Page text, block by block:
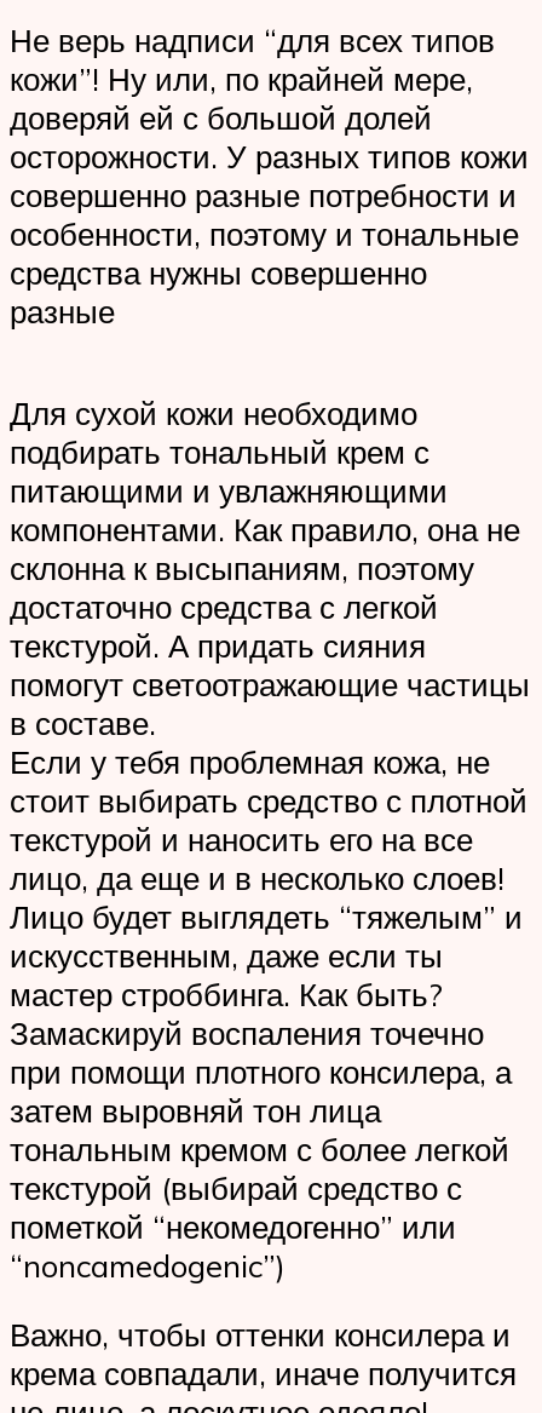
Не верь надписи “для всех типов
кожи”! Ну или, по крайней мере,
доверяй ей с большой долей
осторожности. У разных типов кожи
совершенно разные потребности и
особенности, поэтому и тональные
средства нужны совершенно
разные
Для сухой кожи необходимо
подбирать тональный крем с
питающими и увлажняющими
компонентами. Как правило, она не
склонна к высыпаниям, поэтому
достаточно средства с легкой
текстурой. А придать сияния
помогут светоотражающие частицы
в составе.
Если у тебя проблемная кожа, не
стоит выбирать средство с плотной
текстурой и наносить его на все
лицо, да еще и в несколько слоев!
Лицо будет выглядеть “тяжелым” и
искусственным, даже если ты
мастер строббинга. Как быть?
Замаскируй воспаления точечно
при помощи плотного консилера, а
затем выровняй тон лица
тональным кремом с более легкой
текстурой (выбирай средство с
пометкой “некомедогенно” или
“noncamedogenic”)
Важно, чтобы оттенки консилера и
крема совпадали, иначе получится